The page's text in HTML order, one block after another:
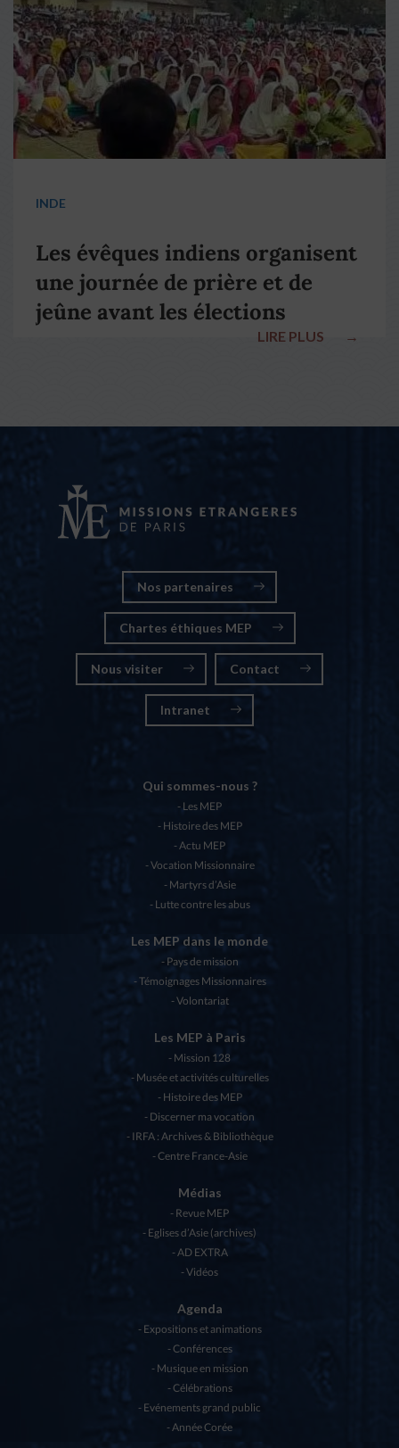
INDE
Les évêques indiens organisent
une journée de prière et de
jeûne avant les élections
LIRE PLUS →
Nos partenaires
Chartes éthiques MEP
Nous visiter Contact
Intranet
Qui sommes-nous ?
Les MEP
Histoire des MEP
Actu MEP
Vocation Missionnaire
Martyrs d’Asie
Lutte contre les abus
Les MEP dans le monde
Pays de mission
Témoignages Missionnaires
Volontariat
Les MEP à Paris
Mission 128
Musée et activités culturelles
Histoire des MEP
Discerner ma vocation
IRFA : Archives & Bibliothèque
Centre France-Asie
Médias
Revue MEP
Eglises d’Asie (archives)
AD EXTRA
Vidéos
Agenda
Expositions et animations
Conférences
Musique en mission
Célébrations
Evénements grand public
Année Corée